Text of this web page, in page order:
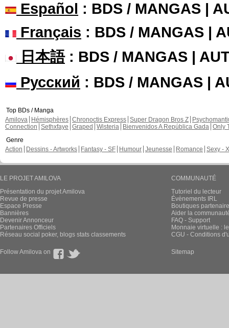
Español : BDS / MANGAS |
Français : BDS / MANGAS |
日本語: BDS / MANGAS |
Русский : BDS / MANGAS |
Top BDs / Manga
Amilova
Hémisphères Chronoctis Express Super Dragon Bros Z
Connection Sethxfaye Graped Wisteria Bienvenidos A República Gada Only
Genre
Action
Dessins - Artworks Fantasy - SF Humour Jeunesse Romance Sexy -
LE PROJET AMILOVA
Présentation du projet Amilova
Revue de presse
Espace Presse
Bannières
Devenir Annonceur
Partenaires Officiels
Réseau social poker, blogs stats classements
COMMUNAUTÉ
Tutoriel du lecteur
Évènements IRL
Boutiques
Aider la
FAQ - Support
Monnaie virtuelle :
CGU - Conditions
Follow Amilova on Sitemap